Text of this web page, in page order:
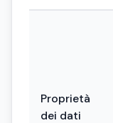
Proprietà
dei dati